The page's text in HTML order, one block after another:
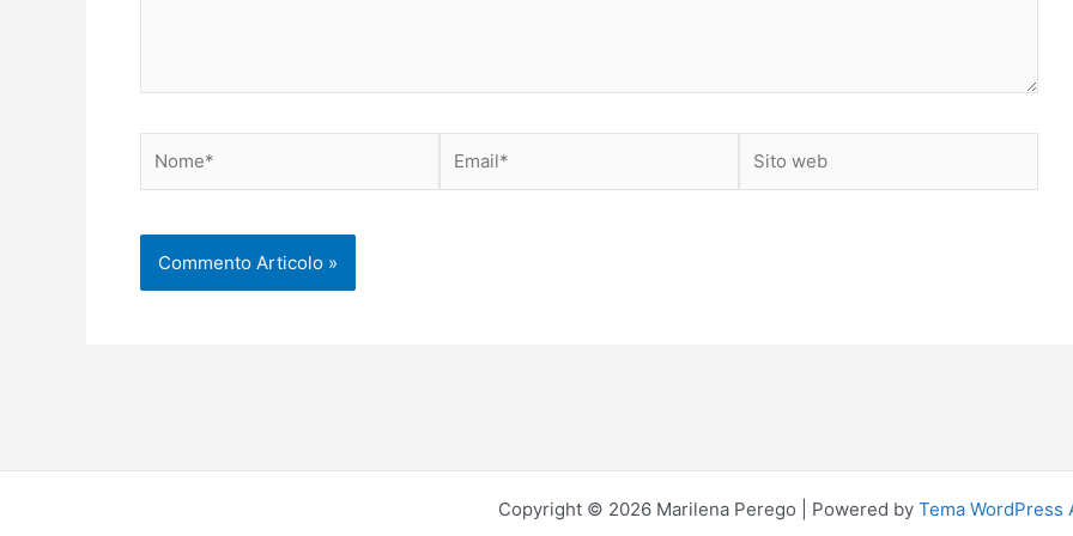
web
Copyright © 2026 Marilena Perego | Powered by Tema WordPress